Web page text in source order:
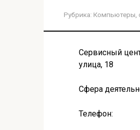
Рубрика: Компьютеры,
Сервисный
улица, 18
Сфера
Телефон: